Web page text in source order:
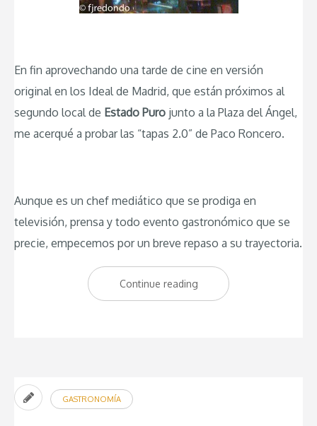
En fin aprovechando una tarde de cine en versión
original en los Ideal de Madrid, que están próximos al
segundo local de Estado Puro junto a la Plaza del Ángel,
me acerqué a probar las “tapas 2.0” de Paco Roncero.
Aunque es un chef mediático que se prodiga en
televisión, prensa y todo evento gastronómico que se
precie, empecemos por un breve repaso a su trayectoria.
Continue reading “Estado
Puro
GASTRONOMÍA